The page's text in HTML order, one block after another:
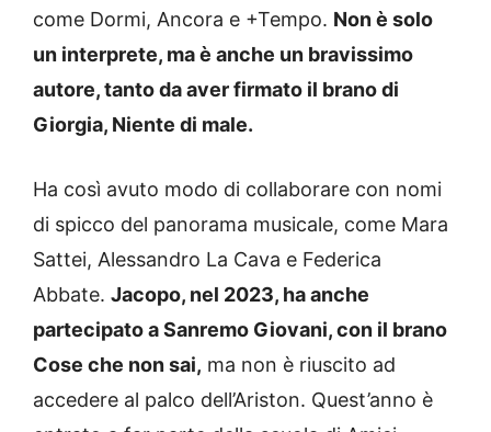
come Dormi, Ancora e +Tempo. Non è solo
un interprete, ma è anche un bravissimo
autore, tanto da aver firmato il brano di
Giorgia, Niente di male.
Ha così avuto modo di collaborare con nomi
di spicco del panorama musicale, come Mara
Sattei, Alessandro La Cava e Federica
Abbate. Jacopo, nel 2023, ha anche
partecipato a Sanremo Giovani, con il brano
Cose che non sai, ma non è riuscito ad
accedere al palco dell’Ariston. Quest’anno è